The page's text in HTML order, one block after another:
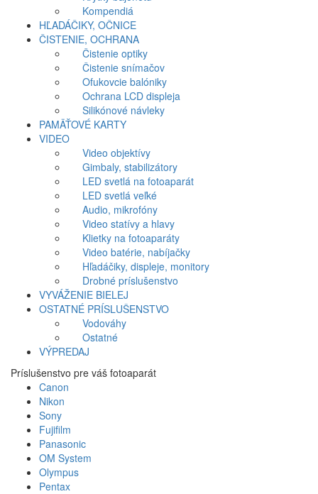
Kompendiá
HĽADÁČIKY, OČNICE
ČISTENIE, OCHRANA
Čistenie optiky
Čistenie snímačov
Ofukovcie balóniky
Ochrana LCD displeja
Silikónové návleky
PAMÄŤOVÉ KARTY
VIDEO
Video objektívy
Gimbaly, stabilizátory
LED svetlá na fotoaparát
LED svetlá veľké
Audio, mikrofóny
Video statívy a hlavy
Klietky na fotoaparáty
Video batérie, nabíjačky
Hľadáčiky, displeje, monitory
Drobné príslušenstvo
VYVÁŽENIE BIELEJ
OSTATNÉ PRÍSLUŠENSTVO
Vodováhy
Ostatné
VÝPREDAJ
Príslušenstvo pre váš fotoaparát
Canon
Nikon
Sony
Fujifilm
Panasonic
OM System
Olympus
Pentax